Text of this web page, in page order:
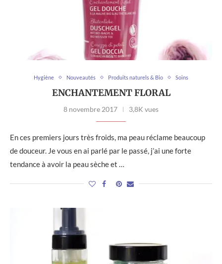
Hygiène Nouveautés Produits naturels & Bio Soins
ENCHANTEMENT FLORAL
8 novembre 2017 3,8K vues
En ces premiers jours très froids, ma peau réclame beaucoup
de douceur. Je vous en ai parlé par le passé, j’ai une forte
tendance à avoir la peau sèche et …